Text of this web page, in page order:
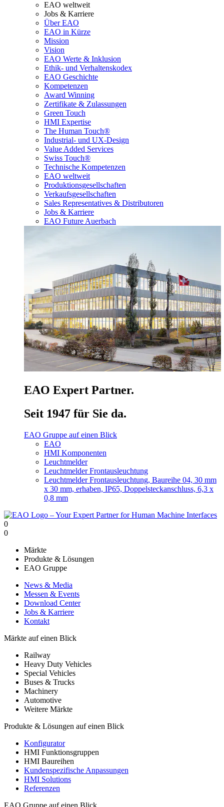
EAO weltweit
Jobs & Karriere
Über EAO
EAO in Kürze
Mission
Vision
EAO Werte & Inklusion
Ethik- und Verhaltenskodex
EAO Geschichte
Kompetenzen
Award Winning
Zertifikate & Zulassungen
Green Touch
HMI Expertise
The Human Touch®
Industrial- und UX-Design
Value Added Services
Swiss Touch®
Technische Kompetenzen
EAO weltweit
Produktionsgesellschaften
Verkaufsgesellschaften
Sales Representatives & Distributoren
Jobs & Karriere
EAO Future Auerbach
EAO Expert Partner.
Seit 1947 für Sie da.
EAO Gruppe auf einen Blick
EAO
HMI Komponenten
Leuchtmelder
Leuchtmelder Frontausleuchtung
Leuchtmelder Frontausleuchtung, Baureihe 04, 30 mm
x 30 mm, erhaben, IP65, Doppelsteckanschluss, 6,3 x
0,8 mm
0
0
Märkte
Produkte & Lösungen
EAO Gruppe
News & Media
Messen & Events
Download Center
Jobs & Karriere
Kontakt
Märkte auf einen Blick
Railway
Heavy Duty Vehicles
Special Vehicles
Buses & Trucks
Machinery
Automotive
Weitere Märkte
Produkte & Lösungen auf einen Blick
Konfigurator
HMI Funktionsgruppen
HMI Baureihen
Kundenspezifische Anpassungen
HMI Solutions
Referenzen